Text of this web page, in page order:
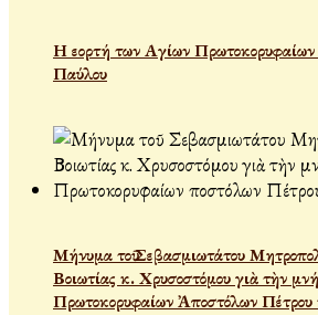
Η εορτή των Αγίων
Παύλου
Μήνυμα τοῦ Σεβασμιωτάτου
Βοιωτίας κ. Χρυσοστόμου γιὰ τὴν
Πρωτοκορυφαίων Ἀποστόλων